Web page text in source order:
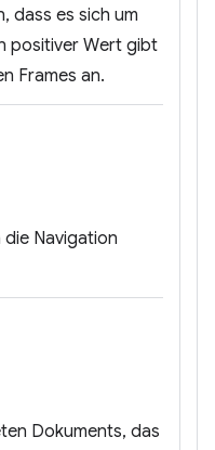
dass es sich um
positiver Wert gibt
Frames an.
die Navigation
Dokuments, das